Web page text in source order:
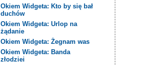
Okiem Widgeta: Kto by się bał
duchów
Okiem Widgeta: Urlop na
żądanie
Okiem Widgeta: Żegnam was
Okiem Widgeta: Banda
złodziei